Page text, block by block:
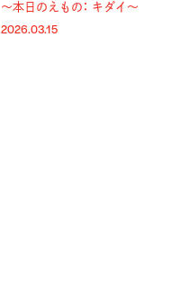
〜本日のえもの： キダイ〜
2026.03.15